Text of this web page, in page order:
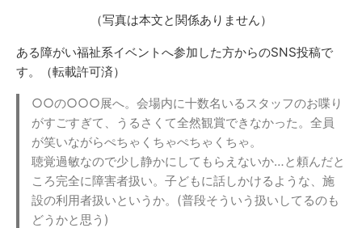
（写真は本文と関係ありません）
ある障がい福祉系イベントへ参加した方からのSNS投稿で
す。（転載許可済）
○○の○○○展へ。会場内に十数名いるスタッフのお喋り
がすごすぎて、うるさくて全然観賞できなかった。全員
が笑いながらぺちゃくちゃぺちゃくちゃ。
聴覚過敏なので少し静かにしてもらえないか…と頼んだと
ころ完全に障害者扱い。子どもに話しかけるような、施
設の利用者扱いというか。(普段そういう扱いしてるのも
どうかと思う)